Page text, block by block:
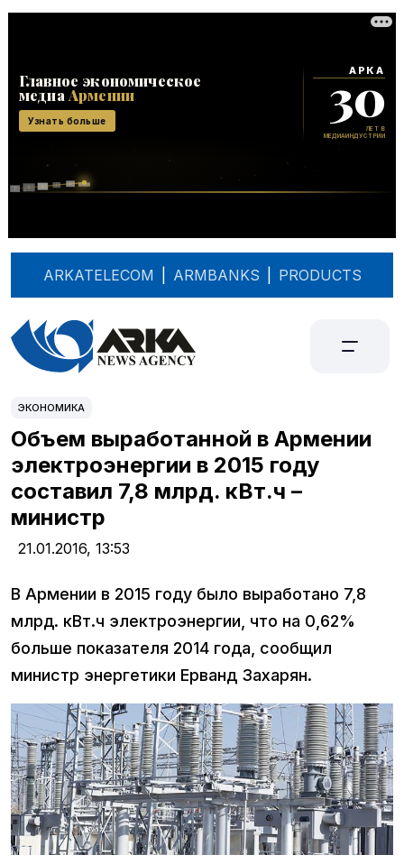
ARKATELECOM ARMBANKS PRODUCTS
ЭКОНОМИКА
Объем выработанной в Армении
электроэнергии в 2015 году
составил 7,8 млрд. кВт.ч –
министр
21.01.2016, 13:53
В Армении в 2015 году было выработано 7,8
млрд. кВт.ч электроэнергии, что на 0,62%
больше показателя 2014 года, сообщил
министр энергетики Ерванд Захарян.